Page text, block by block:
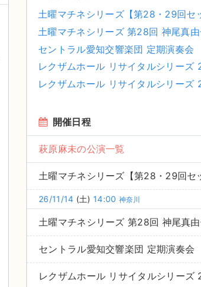
土曜マチネシリーズ【第28・29回セ
土曜マチネシリーズ 第28回 神尾真
セントラル愛知交響楽団 定期演奏会
レクザムホール リサイタルシリーズ
レクザムホール リサイタルシリーズ
開催日程
萩原麻未の公演一覧
土曜マチネシリーズ【第28・29回セ
26/11/14 (土) 14:00 神奈川
土曜マチネシリーズ 第28回 神尾真
セントラル愛知交響楽団 定期演奏会
レクザムホール リサイタルシリーズ